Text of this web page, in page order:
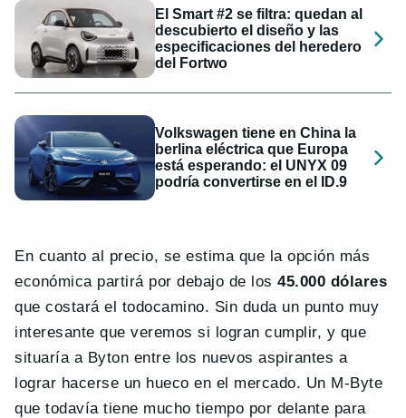
El Smart #2 se filtra: quedan al
descubierto el diseño y las
especificaciones del heredero
del Fortwo
Volkswagen tiene en China la
berlina eléctrica que Europa
está esperando: el UNYX 09
podría convertirse en el ID.9
En cuanto al precio, se estima que la opción más
económica partirá por debajo de los45.000 dólares
que costará el todocamino. Sin duda un punto muy
interesante que veremos si logran cumplir, y que
situaría a Byton entre los nuevos aspirantes a
lograr hacerse un hueco en el mercado. Un M-Byte
que todavía tiene mucho tiempo por delante para